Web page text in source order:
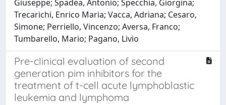
Giuseppe; Spadea, Antonio; Specchia, Giorgina;
Trecarichi, Enrico Maria; Vacca, Adriana; Cesaro,
Simone; Perriello, Vincenzo; Aversa, Franco;
Tumbarello, Mario; Pagano, Livio
Pre-clinical evaluation of second
generation pim inhibitors for the
treatment of t-cell acute lymphoblastic
leukemia and lymphoma